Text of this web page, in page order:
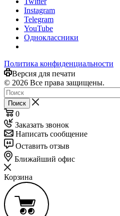
Instagram
Telegram
YouTube
Одноклассники
Политика конфиденциальности
Версия для печати
© 2026 Все права защищены.
Поиск
0
Заказать звонок
Написать сообщение
Оставить отзыв
Ближайший офис
Корзина